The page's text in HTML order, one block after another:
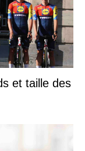
et taille des